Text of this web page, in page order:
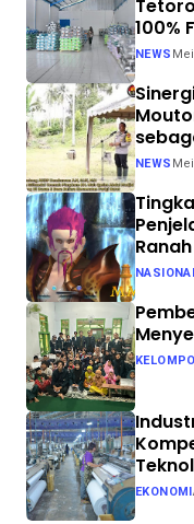
100%
NEWS
NEWS
Solo
EKONOMI